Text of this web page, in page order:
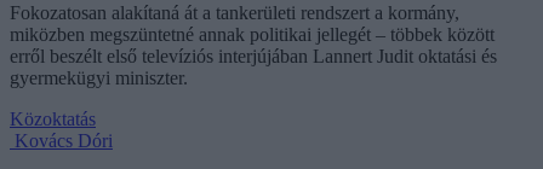
Fokozatosan alakítaná át a tankerületi rendszert a kormány,
miközben megszüntetné annak politikai jellegét – többek között
erről beszélt első televíziós interjújában Lannert Judit oktatási és
gyermekügyi miniszter.
Közoktatás
Kovács Dóri